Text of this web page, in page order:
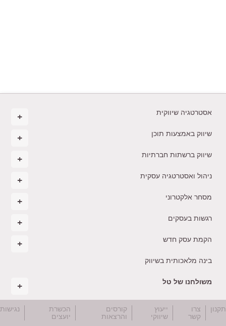
אסטרטגיה שיווקית
שיווק באמצעות תוכן
שיווק ברשתות חברתיות
ניהול ואסטרטגיה עסקית
מסחר אלקטרוני
רגשות בעסקים
הקמת עסק חדש
בינה מלאכותית בשיווק
משולחנו של טל
צרו
קשר
ייעוץ
שיווקי
קורסים
והרצאות
הכשרת
יועצים
נגישות